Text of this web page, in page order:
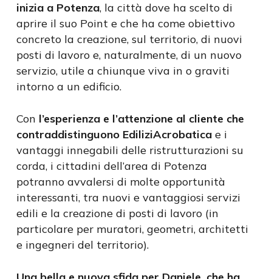
inizia a Potenza, la città dove ha scelto di
aprire il suo Point e che ha come obiettivo
concreto la creazione, sul territorio, di nuovi
posti di lavoro e, naturalmente, di un nuovo
servizio, utile a chiunque viva in o graviti
intorno a un edificio.
Con l’esperienza e l’attenzione al cliente che
contraddistinguono EdiliziAcrobaticae i
vantaggi innegabili delle ristrutturazioni su
corda, i cittadini dell’area di Potenza
potranno avvalersi di molte opportunità
interessanti, tra nuovi e vantaggiosi servizi
edili e la creazione di posti di lavoro (in
particolare per muratori, geometri, architetti
e ingegneri del territorio).